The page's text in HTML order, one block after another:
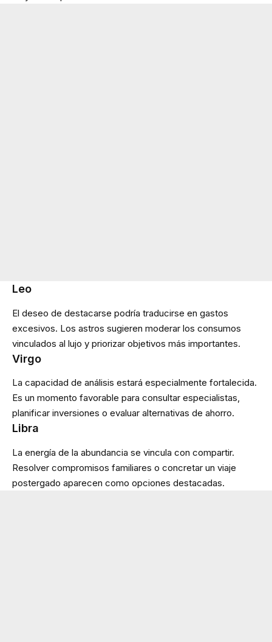
Leo
El deseo de destacarse podría traducirse en gastos
excesivos. Los astros sugieren moderar los consumos
vinculados al lujo y priorizar objetivos más importantes.
Virgo
La capacidad de análisis estará especialmente fortalecida.
Es un momento favorable para consultar especialistas,
planificar inversiones o evaluar alternativas de ahorro.
Libra
La energía de la abundancia se vincula con compartir.
Resolver compromisos familiares o concretar un viaje
postergado aparecen como opciones destacadas.